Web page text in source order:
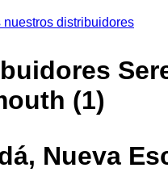
nuestros distribuidores
(1)
Nueva